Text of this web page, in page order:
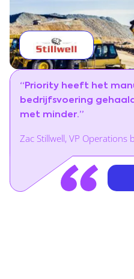
“Priority heeft het
bedrijfsvoering
met minder.”
Zac Stillwell, VP Operations